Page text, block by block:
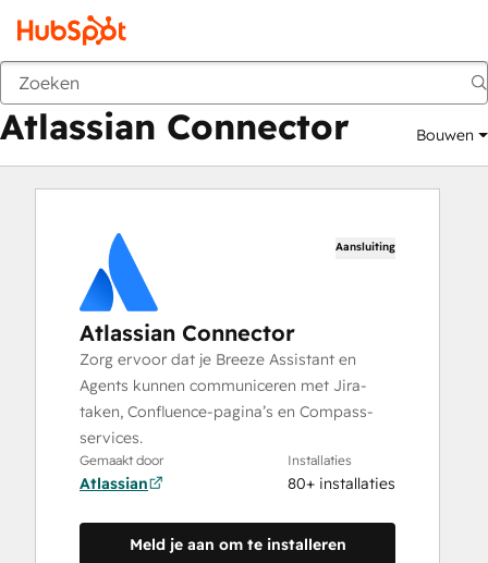
Marktplaats
Atlassian Connector Bouwen
Aansluiting
Atlassian Connector
Zorg ervoor dat je Breeze Assistant en
Agents kunnen communiceren met Jira-
taken, Confluence-pagina’s en Compass-
services.
Gemaakt door
Atlassian
Installaties
80+ installaties
Meld je aan om te installeren